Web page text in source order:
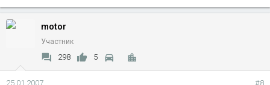
motor
Участник
298 5
25.01.2007 #8